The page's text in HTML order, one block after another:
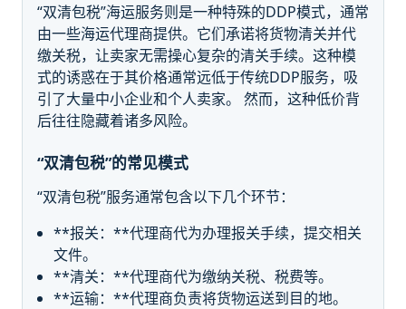
“双清包税”海运服务则是一种特殊的DDP模式，通常
由一些海运代理商提供。它们承诺将货物清关并代
缴关税，让卖家无需操心复杂的清关手续。这种模
式的诱惑在于其价格通常远低于传统DDP服务，吸
引了大量中小企业和个人卖家。 然而，这种低价背
后往往隐藏着诸多风险。
“双清包税”的常见模式
“双清包税”服务通常包含以下几个环节：
**报关：**代理商代为办理报关手续，提交相关
文件。
**清关：**代理商代为缴纳关税、税费等。
**运输：**代理商负责将货物运送到目的地。